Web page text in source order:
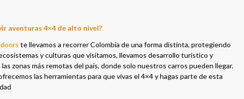
aventuras 4×4 de alto nivel?
te llevamos a recorrer Colombia de una forma distinta, protegiendo
y culturas que visitamos, llevamos desarrollo turístico y
las zonas más remotas del país, donde solo nuestros carros pueden llegar.
las herramientas para que vivas el 4×4 y hagas parte de esta